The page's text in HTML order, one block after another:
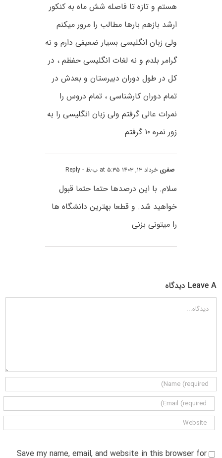
هستم و تازه تا فاصله شش ماه به کنکور
ارشد بازهم بارها مطالب را مرور میکنم
ولی زبان انگلیسی بسیار ضعیفی دارم و نه
گرامر بلدم و نه لغات انگلیسی حفظم ، در
کل در طول دوران دبیرستان و بعدش در
تمام دوران کارشناسی ، تمام دروس را
نمرات عالی گرفتم ولی زبان انگلیسی را به
زور نمره ۱۰ گرفتم
صفری خرداد ۱۳, ۱۴۰۳ at ۵:۳۵ ب٫ظ - Reply
سلام. با این درصدها حتما حتما قبول
خواهید شد. و قطعا بهترین دانشگاه ها
را میتونی بزنی
Leave A دیدگاه
دیدگاه
Save my name, email, and website in this browser for